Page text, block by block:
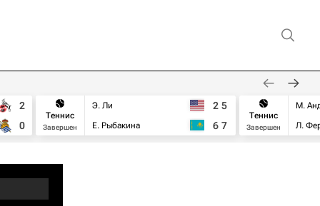
2
0
Теннис
Завершен
Э. Ли
Е. Рыбакина
2 5
6 7
Теннис
Завершен
М.
Л.